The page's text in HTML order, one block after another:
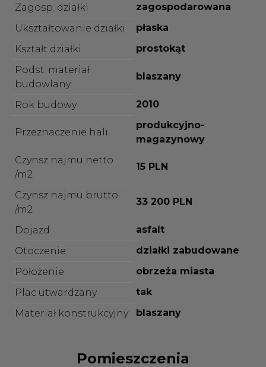
Zagosp. działki
zagospodarowana
Ukształtowanie działki
płaska
Kształt działki
prostokąt
Podst. materiał
budowlany
blaszany
Rok budowy 2010
Przeznaczenie hali
produkcyjno-
magazynowy
Czynsz najmu netto
/m2
15 PLN
Czynsz najmu brutto
/m2
33 200 PLN
Dojazd
asfalt
Otoczenie
działki zabudowane
Położenie
obrzeża miasta
Plac utwardzany
tak
Materiał konstrukcyjny
blaszany
Pomieszczenia